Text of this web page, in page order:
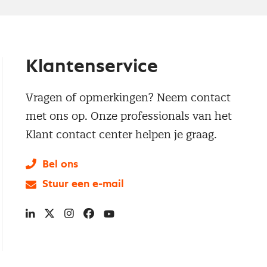
Klantenservice
Vragen of opmerkingen? Neem contact
met ons op. Onze professionals van het
Klant contact center helpen je graag.
Bel ons
Stuur een e-mail
LinkedIn
X Instagram
Facebook
YouTube